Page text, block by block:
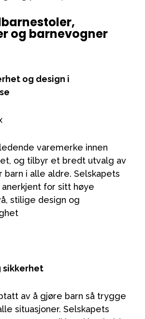
og barnevogner
og design i
varemerke innen
og tilbyr et bredt utvalg av
barn i alle aldre. Selskapets
for sitt høye
stilige design og
sikkerhet
av å gjøre barn så trygge
situasjoner. Selskapets